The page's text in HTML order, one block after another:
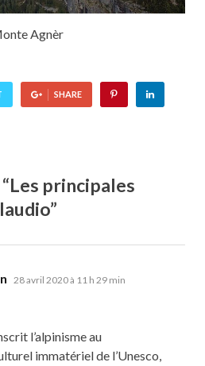
Agnèr
SHARE
principales
dit :
28 avril 2020 à 11 h 29 min
l’alpinisme au
immatériel de l’Unesco,